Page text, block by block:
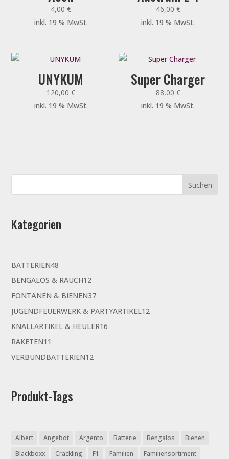
4,00€
inkl. 19 % MwSt.
46,00 €
inkl. 19 % MwSt.
UNYKUM
120,00€
inkl. 19 % MwSt.
Super Charger
88,00 €
inkl. 19 % MwSt.
Kategorien
BATTERIEN48
Produkte
BENGALOS & RAUCH1212
Produkte
FONTÄNEN & BIENEN3737
Produkte
JUGENDFEUERWERK & PARTYARTIKEL1212
KNALLARTIKEL & HEULER16
RAKETEN11
Produkte
VERBUNDBATTERIEN1212
Produkt-Tags
Albert Angebot Argento Batterie Bengalos
Bienen
Blackboxx
Crackling F1 Familien
Familiensortiment